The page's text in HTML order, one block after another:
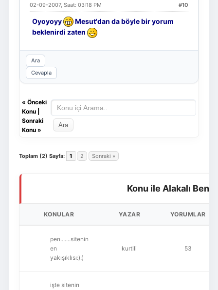
#10
02-09-2007, Saat: 03:18 PM
Oyoyoyy
Mesut'dan da böyle bir yorum
beklenirdi zaten
Ara
Cevapla
« Önceki
Konu|
Sonraki
Konu»
Toplam (2) Sayfa: 1 2 Sonraki »
Konu ile Alakalı
KONULAR YAZAR YORUMLAR
pen.......sitenin
en
yakışıklısı:):)
kurtili 53
işte sitenin